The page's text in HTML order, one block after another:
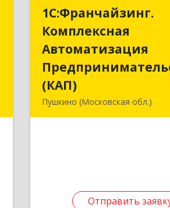
1С:Франчайзинг.
Комплексная
Автоматизация
(КАП)
Пушкино (Московская обл.)
Отправить
Отправить